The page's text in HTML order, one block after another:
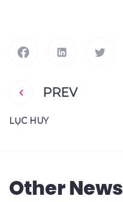
PREV
LỤC HUY
Other News